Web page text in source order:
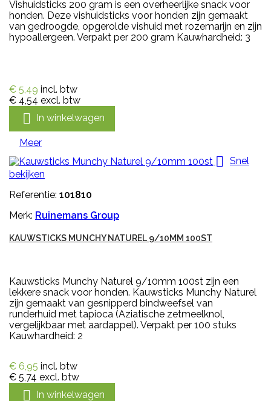
Vishuidsticks 200 gram is een overheerlijke snack voor
honden. Deze vishuidsticks voor honden zijn gemaakt
van gedroogde, opgerolde vishuid met rozemarijn en zijn
hypoallergeen. Verpakt per 200 gram Kauwhardheid: 3
€ 5,49 incl. btw
€ 4,54 excl. btw
 In winkelwagen
Meer

Snel
bekijken
Referentie: 101810
Merk: Ruinemans Group
KAUWSTICKS MUNCHY NATUREL 9/10MM 100ST
Kauwsticks Munchy Naturel 9/10mm 100st zijn een
lekkere snack voor honden. Kauwsticks Munchy Naturel
zijn gemaakt van gesnipperd bindweefsel van
runderhuid met tapioca (Aziatische zetmeelknol,
vergelijkbaar met aardappel). Verpakt per 100 stuks
Kauwhardheid: 2
€ 6,95 incl. btw
€ 5,74 excl. btw
 In winkelwagen